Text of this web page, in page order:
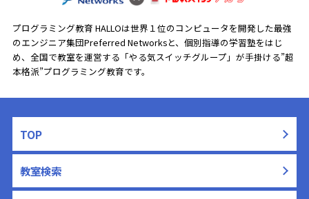
プログラミング教育 HALLOは世界１位のコンピュータを開発した最強
のエンジニア集団Preferred Networksと、 個別指導の学習塾をはじ
め、全国で教室を運営する「やる気スイッチグループ」が手掛ける”超
本格派”プログラミング教育です。
TOP
教室検索